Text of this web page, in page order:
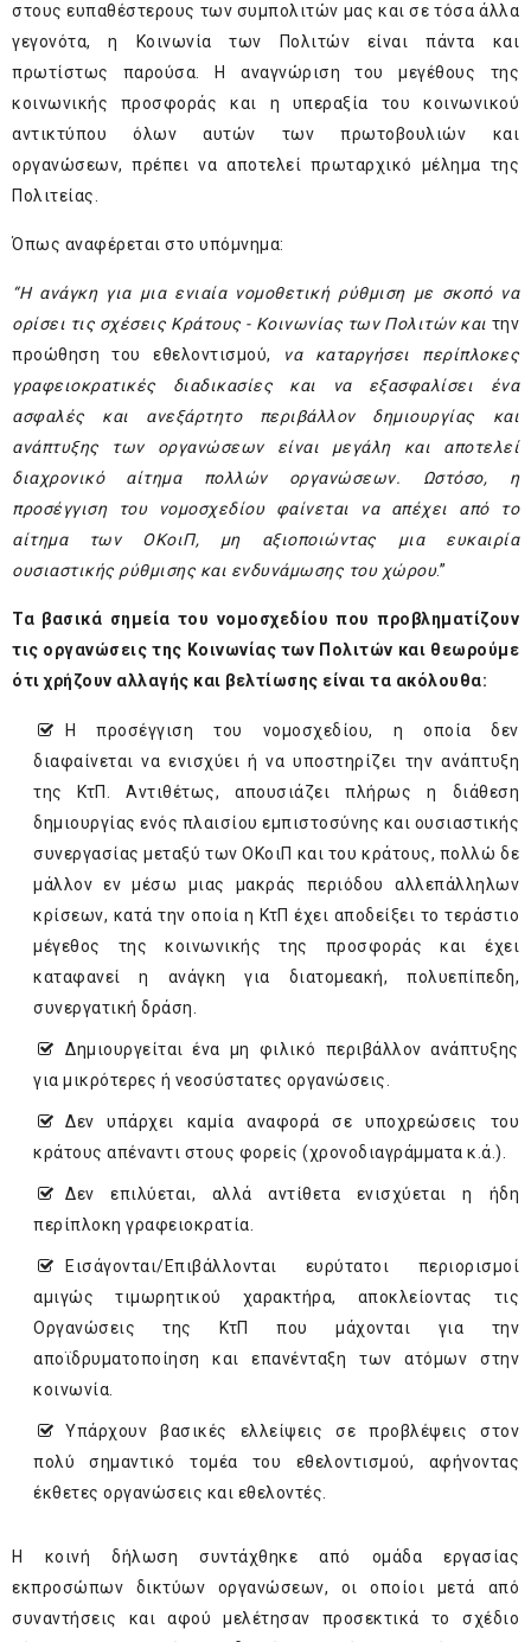
στους ευπαθέστερους των συμπολιτών μας και σε τόσα άλλα
γεγονότα, η Κοινωνία των Πολιτών είναι πάντα και
πρωτίστως παρούσα. Η αναγνώριση του μεγέθους της
κοινωνικής προσφοράς και η υπεραξία του κοινωνικού
αντικτύπου όλων αυτών των πρωτοβουλιών και
οργανώσεων, πρέπει να αποτελεί πρωταρχικό μέλημα της
Πολιτείας.
Όπως αναφέρεται στο υπόμνημα:
“Η ανάγκη για μια ενιαία νομοθετική ρύθμιση με σκοπό να
ορίσει τις σχέσεις Κράτους - Κοινωνίας των Πολιτών και την
προώθηση του εθελοντισμού,
να καταργήσει περίπλοκες
γραφειοκρατικές διαδικασίες και να εξασφαλίσει ένα
ασφαλές και ανεξάρτητο περιβάλλον δημιουργίας και
ανάπτυξης των οργανώσεων είναι μεγάλη και αποτελεί
διαχρονικό αίτημα πολλών οργανώσεων. Ωστόσο, η
προσέγγιση του νομοσχεδίου φαίνεται να απέχει από το
αίτημα των ΟΚοιΠ, μη αξιοποιώντας μια ευκαιρία
ουσιαστικής ρύθμισης και ενδυνάμωσης του χώρου.”
Τα βασικά σημεία του νομοσχεδίου που προβληματίζουν
τις οργανώσεις της Κοινωνίας των Πολιτών και θεωρούμε
ότι χρήζουν αλλαγής και βελτίωσης είναι τα ακόλουθα:
Η προσέγγιση του νομοσχεδίου, η οποία δεν
διαφαίνεται να ενισχύει ή να υποστηρίζει την ανάπτυξη
της ΚτΠ. Αντιθέτως, απουσιάζει πλήρως η διάθεση
δημιουργίας ενός πλαισίου εμπιστοσύνης και ουσιαστικής
συνεργασίας μεταξύ των ΟΚοιΠ και του κράτους, πολλώ δε
μάλλον εν μέσω μιας μακράς περιόδου αλλεπάλληλων
κρίσεων, κατά την οποία η ΚτΠ έχει αποδείξει το τεράστιο
μέγεθος της κοινωνικής της προσφοράς και έχει
καταφανεί η ανάγκη για διατομεακή, πολυεπίπεδη,
συνεργατική δράση.
Δημιουργείται ένα μη φιλικό περιβάλλον ανάπτυξης
για μικρότερες ή νεοσύστατες οργανώσεις.
Δεν υπάρχει καμία αναφορά σε υποχρεώσεις του
κράτους απέναντι στους φορείς (χρονοδιαγράμματα κ.ά.).
Δεν επιλύεται, αλλά αντίθετα ενισχύεται η ήδη
περίπλοκη γραφειοκρατία.
Εισάγονται/Επιβάλλονται ευρύτατοι περιορισμοί
αμιγώς τιμωρητικού χαρακτήρα, αποκλείοντας τις
Οργανώσεις της ΚτΠ που μάχονται για την
αποϊδρυματοποίηση και επανένταξη των ατόμων στην
κοινωνία.
Υπάρχουν βασικές ελλείψεις σε προβλέψεις στον
πολύ σημαντικό τομέα του εθελοντισμού, αφήνοντας
έκθετες οργανώσεις και εθελοντές.
Η κοινή δήλωση συντάχθηκε από ομάδα εργασίας
εκπροσώπων δικτύων οργανώσεων, οι οποίοι μετά από
συναντήσεις και αφού μελέτησαν προσεκτικά το σχέδιο